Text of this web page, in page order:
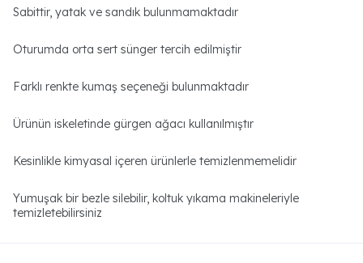
Sabittir, yatak ve sandık bulunmamaktadır
Oturumda orta sert sünger tercih edilmiştir
Farklı renkte kumaş seçeneği bulunmaktadır
Ürünün iskeletinde gürgen ağacı kullanılmıştır
Kesinlikle kimyasal içeren ürünlerle temizlenmemelidir
Yumuşak bir bezle silebilir, koltuk yıkama makineleriyle
temizletebilirsiniz